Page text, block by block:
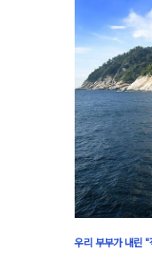
우리 부부가 내린